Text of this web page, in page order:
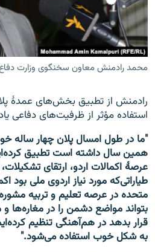
محمد رادمنش معاون سخنگوی وزارت
رادمنش از تطبیق بخش‌های عمدۀ
استفاده مؤثر از ظرفیت‌های دفاعی
"ما در طول امسال پلان چهار ساله
همین سال داشته است تطبیق
عرصۀ اکمالات اردو، ارتقای
طیاراتی‌که مورد نیاز اردوی ملی بود
متحده در عرصه تعلیم و تربیه
بتواند مواضع دشمن را در
قرار بدهد در هم‌آهنگی تنظیم
به شکل خوب استفاده می‌شود."